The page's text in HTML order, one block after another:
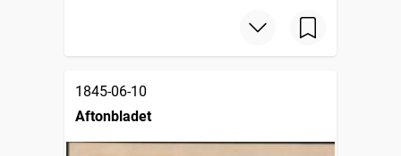
1845-06-10
Aftonbladet